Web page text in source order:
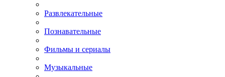
Развлекательные
Познавательные
Фильмы и сериалы
Музыкальные